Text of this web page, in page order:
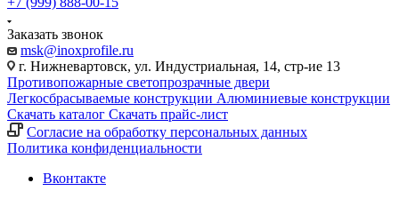
Заказать звонок
msk@inoxprofile.ru
г. Нижневартовск, ул. Индустриальная, 14, стр-ие 13
Противопожарные светопрозрачные двери
Легкосбрасываемые конструкции Алюминиевые конструкции
Скачать каталог Скачать прайс-лист
Cогласие на обработку персональных данных
Политика конфиденциальности
Вконтакте